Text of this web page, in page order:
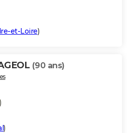
et-Loire)
(90 ans)
)
)